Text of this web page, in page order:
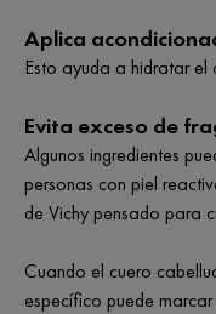
Aplica
Esto ayuda a hidratar
Evita exceso de
Algunos ingredientes
personas con piel
de Vichy pensado para
Cuando el cuero
específico puede